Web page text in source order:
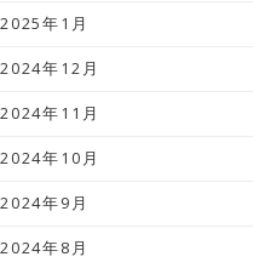
2025年1月
2024年12月
2024年11月
2024年10月
2024年9月
2024年8月